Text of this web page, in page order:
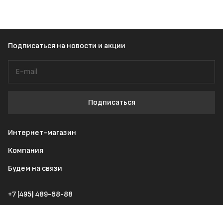
Подписаться на новости и акции
Подписаться
Интернет-магазин
Компания
Будем на связи
+7 (495) 489-68-88